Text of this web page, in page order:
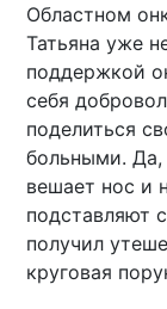
Областном
Татьяна уже
поддержкой
себя
поделиться
больными. Да,
вешает нос и
подставляют
получил
круговая